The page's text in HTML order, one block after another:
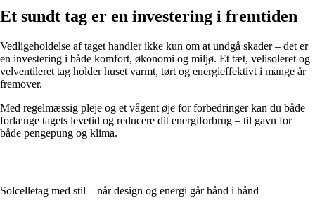
Et sundt tag er en investering i fremtiden
Vedligeholdelse af taget handler ikke kun om at undgå skader – det er
en investering i både komfort, økonomi og miljø. Et tæt, velisoleret og
velventileret tag holder huset varmt, tørt og energieffektivt i mange år
fremover.
Med regelmæssig pleje og et vågent øje for forbedringer kan du både
forlænge tagets levetid og reducere dit energiforbrug – til gavn for
både pengepung og klima.
Solcelletag med stil – når design og energi går hånd i hånd